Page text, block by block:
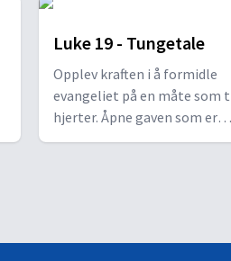
Luke 19 - Tungetale
Opplev kraften i å formidle
evangeliet på en måte som
hjerter. Åpne gaven som er
tungetalens kraft og nå